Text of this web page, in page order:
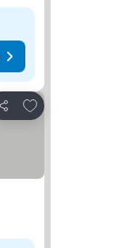
Teilen
Zu Favoriten